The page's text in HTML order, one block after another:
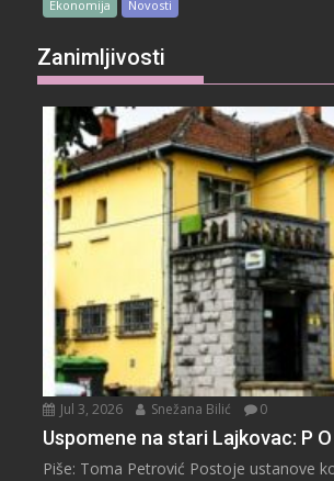
Ekonomija Novosti
Zanimljivosti
Jul 3, 2026 Snežana Bilić 0
Uspomene na stari Lajkovac: P
Piše: Toma Petrović Postoje ustanove